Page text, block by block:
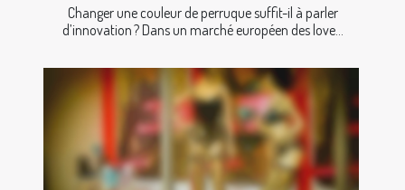
Changer une couleur de perruque suffit-il à parler
d’innovation ? Dans un marché européen des love...